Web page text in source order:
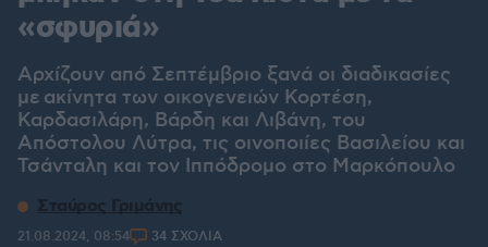
«σφυριά»
Αρχίζουν από Σεπτέμβριο ξανά οι διαδικασίες
με ακίνητα των οικογενειών Κορτέση,
Καρδασιλάρη, Βάρδη και Λιβάνη, του
Απόστολου Λύτρα, τις οινοποιίες Βασιλείου και
Τσάνταλη και τον Ιππόδρομο στο Μαρκόπουλo
Σταύρος Γριμάνης
21.08.2024, 08:54 34 ΣΧΟΛΙΑ